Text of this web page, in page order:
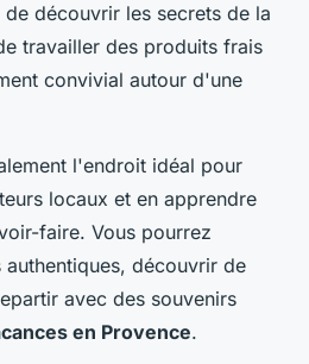
découvrir les secrets de la
travailler des produits frais
convivial autour d'une
l'endroit idéal pour
locaux et en apprendre
faire. Vous pourrez
découvrir de
avec des souvenirs
en Provence.